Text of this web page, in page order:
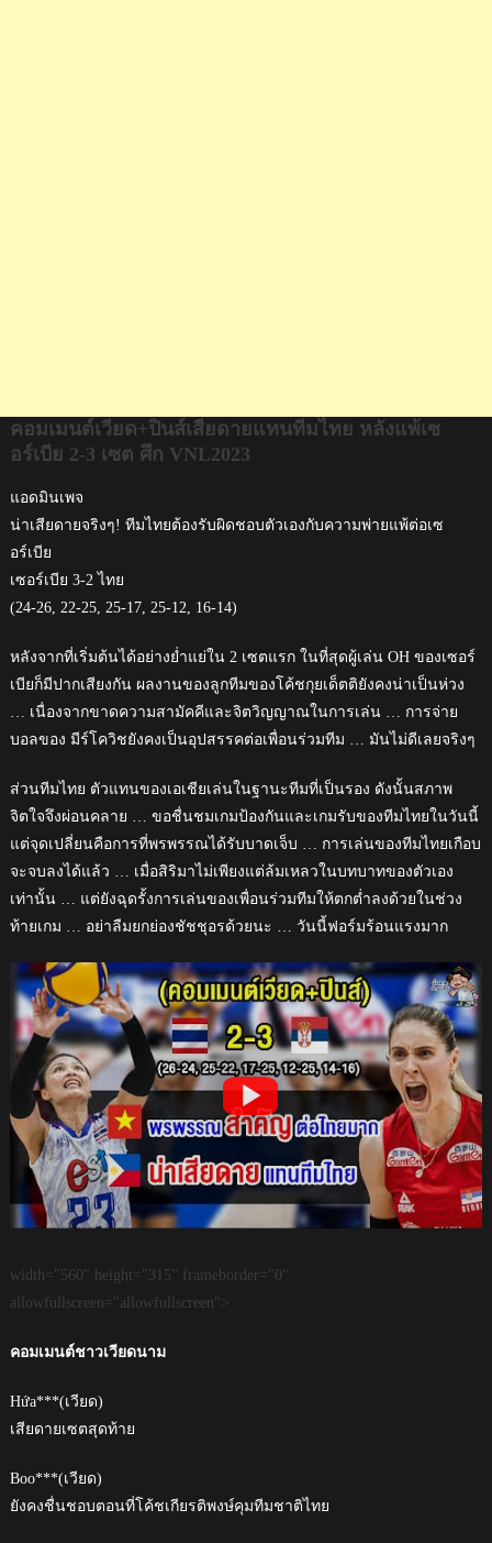
คอมเมนต์เวียด+ปินส์เสียดายแทนทีมไทย หลังแพ้เซ
อร์เบีย 2-3 เซต ศึก VNL2023
แอดมินเพจ
น่าเสียดายจริงๆ! ทีมไทยต้องรับผิดชอบตัวเองกับความพ่ายแพ้ต่อเซ
อร์เบีย
เซอร์เบีย 3-2 ไทย
(24-26, 22-25, 25-17, 25-12, 16-14)
หลังจากที่เริ่มต้นได้อย่างย่ำแย่ใน 2 เซตแรก ในที่สุดผู้เล่น OH ของเซอร์
เบียก็มีปากเสียงกัน ผลงานของลูกทีมของโค้ชกุยเด็ตติยังคงน่าเป็นห่วง
… เนื่องจากขาดความสามัคคีและจิตวิญญาณในการเล่น … การจ่าย
บอลของ มีร์โควิชยังคงเป็นอุปสรรคต่อเพื่อนร่วมทีม … มันไม่ดีเลยจริงๆ
ส่วนทีมไทย ตัวแทนของเอเชียเล่นในฐานะทีมที่เป็นรอง ดังนั้นสภาพ
จิตใจจึงผ่อนคลาย … ขอชื่นชมเกมป้องกันและเกมรับของทีมไทยในวันนี้
แต่จุดเปลี่ยนคือการที่พรพรรณได้รับบาดเจ็บ … การเล่นของทีมไทยเกือบ
จะจบลงได้แล้ว … เมื่อสิริมาไม่เพียงแต่ล้มเหลวในบทบาทของตัวเอง
เท่านั้น … แต่ยังฉุดรั้งการเล่นของเพื่อนร่วมทีมให้ตกต่ำลงด้วยในช่วง
ท้ายเกม … อย่าลืมยกย่องชัชชุอรด้วยนะ … วันนี้ฟอร์มร้อนแรงมาก
width="560" height="315" frameborder="0"
allowfullscreen="allowfullscreen">
คอมเมนต์ชาวเวียดนาม
Hứa***(เวียด)
เสียดายเซตสุดท้าย
Boo***(เวียด)
ยังคงชื่นชอบตอนที่โค้ชเกียรติพงษ์คุมทีมชาติไทย